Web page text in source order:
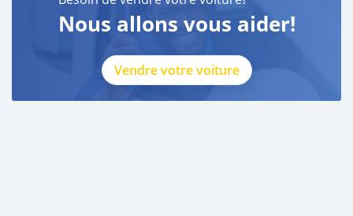
Nous allons vous aider!
Vendre votre voiture